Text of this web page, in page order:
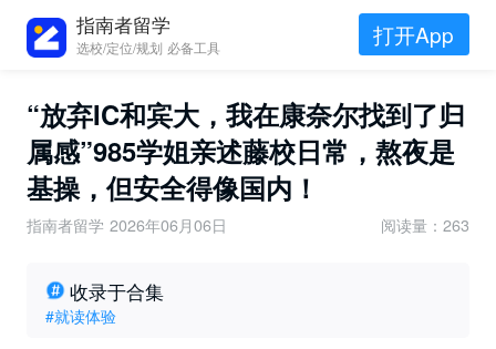
指南者留学
选校/定位/规划 必备工具 打开App
“放弃IC和宾大，我在康奈尔找到了归
属感”985学姐亲述藤校日常，熬夜是
基操，但安全得像国内！
指南者留学 2026年06月06日 阅读量：263
收录于合集
#就读体验